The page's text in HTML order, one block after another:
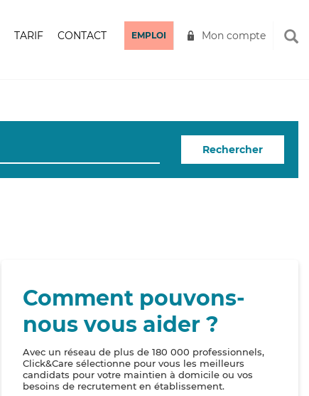
TARIF CONTACT EMPLOI Mon compte
Rechercher
Comment pouvons-
nous vous aider ?
Avec un réseau de plus de 180 000 professionnels,
Click&Care sélectionne pour vous les meilleurs
candidats pour votre maintien à domicile ou vos
besoins de recrutement en établissement.